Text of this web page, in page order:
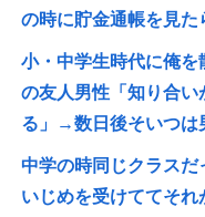
の時に貯金通帳を見た
小・中学生時代に俺
の友人男性「知り合
る」→数日後そいつ
中学の時同じクラス
いじめを受けててそ